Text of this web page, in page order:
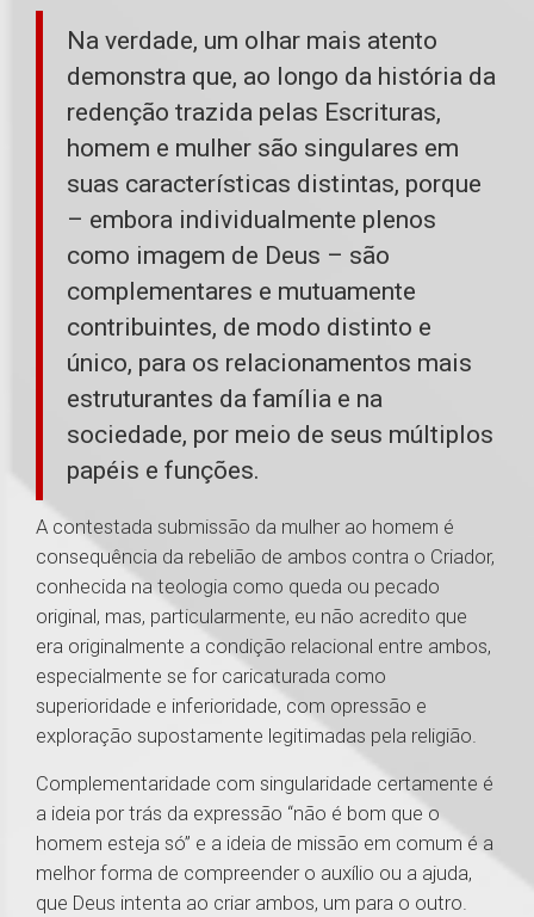
Na verdade, um olhar mais atento
demonstra que, ao longo da história da
redenção trazida pelas Escrituras,
homem e mulher são singulares em
suas características distintas, porque
– embora individualmente plenos
como imagem de Deus – são
complementares e mutuamente
contribuintes, de modo distinto e
único, para os relacionamentos mais
estruturantes da família e na
sociedade, por meio de seus múltiplos
papéis e funções.
A contestada submissão da mulher ao homem é
consequência da rebelião de ambos contra o Criador,
conhecida na teologia como queda ou pecado
original, mas, particularmente, eu não acredito que
era originalmente a condição relacional entre ambos,
especialmente se for caricaturada como
superioridade e inferioridade, com opressão e
exploração supostamente legitimadas pela religião.
Complementaridade com singularidade certamente é
a ideia por trás da expressão “não é bom que o
homem esteja só” e a ideia de missão em comum é a
melhor forma de compreender o auxílio ou a ajuda,
que Deus intenta ao criar ambos, um para o outro.